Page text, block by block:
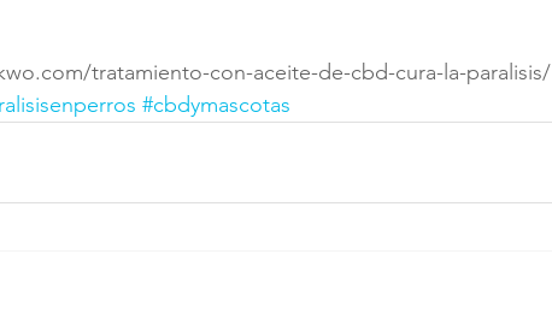
tratamiento-con-aceite-de-cbd-cura-la-paralisis/
#cbdymascotas